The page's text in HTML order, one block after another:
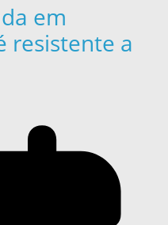
em
resistente a